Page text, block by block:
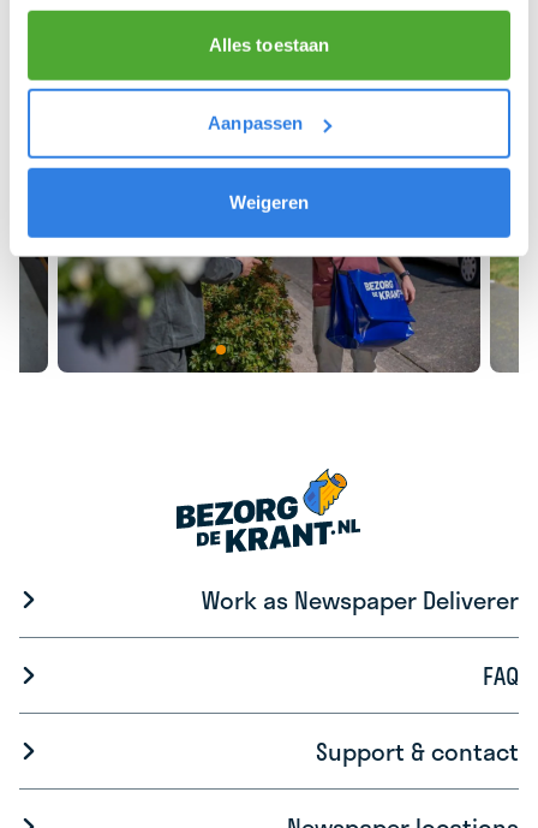
Alles toestaan
Aanpassen
Weigeren
Work as Newspaper Deliverer
FAQ
Support & contact